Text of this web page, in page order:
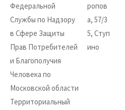
Федеральной
Службы по Надзору
в Сфере Защиты
Прав Потребителей
и Благополучия
Человека по
Московской области
Территориальный
ропов
а, 57/3
5, Ступ
ино